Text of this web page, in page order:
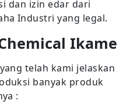
dan izin edar dari
Industri yang legal.
Ikame
telah kami jelaskan
banyak produk
: